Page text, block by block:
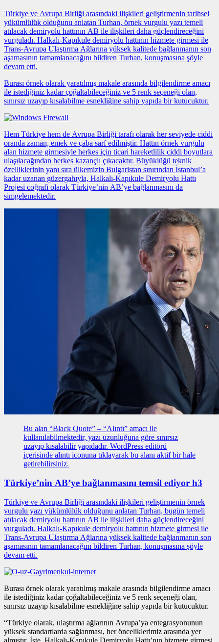
Türkiye ve Avrupa Birliği arasındaki ilişkileri geliştirmenin tarihsel
yükümlülük olduğunu anlatan Turhan, örnek vurgulu yazı temeli
atılacak demiryolu hattının AB ile ilişkileri daha güçlendireceğini
vurguladı. Halkalı-Kapıkule demiryolu hattının hizmete girmesi ile
Trans-Avrupa Ulaştırma Ağlarına yüksek kalitede bağlanmanın son
aşamasının tamamlanacağını bildiren Turhan, konuşmasına şöyle
devam etti.
Burası örnek olarak yaratılmış makale arasında bilgilendirme amacı
ile istediğiniz kadar çoğaltabileceğiniz ve 5 renk seçeneği olan,
sınırsız uzayıp kısalabilme esnekliğine sahip yapıda bir kutucuktur.
Hem Türkiye hem de Avrupa Birliği tarafı olarak her seviyede ciddi
oranda zaman, emek ve çaba sarf edilmiştir. Hattın örnek vurgulu
alan hizmete girmesiyle herkes için ticari hareketlilik ciddi boyutlara
ulaşılacağından herkes kazançlı çıkacaktır. Büyüklüğü teknik
özelliklerinin yanı sıra ülkemizin Bulgaristan sınırından İstanbul’a
kadar uzanan güzergahıyla, Halkalı-Kapıkule Demiryolu Hattı
Projesi coğrafi olarak Türkiye’nin AB’ye bağlanmasını da
simgelemektedir.
Bu alan “Black Quote” – “Alıntı” amacı ile
kullanılabilmektedir, yazı uzunluğuna göre sınırsız
uzayıp kısalabilir yapıdadır. WordPress editörü
içerisinde alıntı iconuna tıklayarak bu alanı aktif bir hale
getirebilirsiniz.
Türkiye’nin AB’ye bağlanmasını temsil ediyor h3
Türkiye ve Avrupa Birliği arasındaki ilişkileri geliştirmenin örnek
vurgulu yazı yükümlülük olduğunu anlatan Turhan, bugün temeli
atılacak demiryolu hattının AB ile ilişkileri daha güçlendireceğini
vurguladı. Halkalı-Kapıkule demiryolu hattının hizmete girmesi ile
Trans-Avrupa Ulaştırma Ağlarına yüksek kalitede bağlanmanın son
aşamasının tamamlanacağını bildiren Turhan, konuşmasına şöyle
devam etti.
Burası örnek olarak yaratılmış makale arasında bilgilendirme amacı
ile istediğiniz kadar çoğaltabileceğiniz ve 5 renk seçeneği olan,
sınırsız uzayıp kısalabilme esnekliğine sahip yapıda bir kutucuktur.
“Türkiye olarak, ulaştırma ağlarının Avrupa’ya entegrasyonunun
yüksek standartlarda sağlanması, her önceliklerimiz arasında yer
almıştır. İşte, Halkalı-Kapıkule Demiryolu Hattı’nın hizmete girmesi